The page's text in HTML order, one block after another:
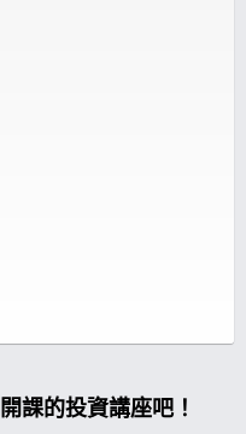
課的投資講座吧！